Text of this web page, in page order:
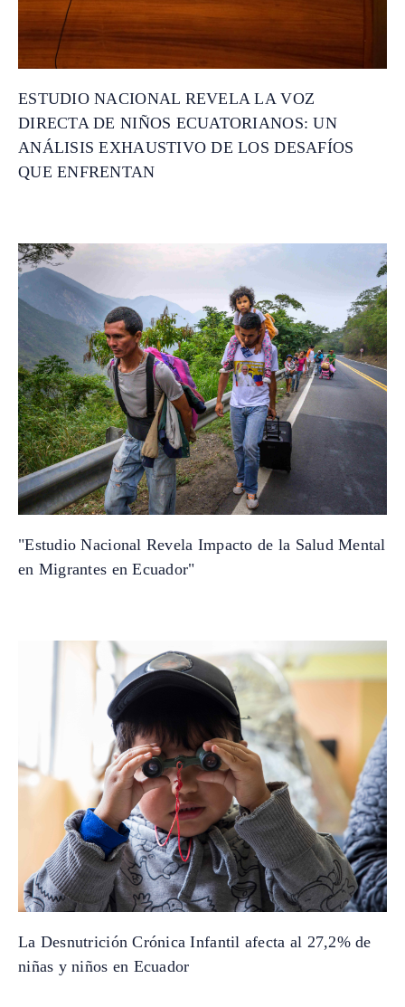
ESTUDIO NACIONAL REVELA LA VOZ
DIRECTA DE NIÑOS ECUATORIANOS: UN
ANÁLISIS EXHAUSTIVO DE LOS DESAFÍOS
QUE ENFRENTAN
"Estudio Nacional Revela Impacto de la Salud Mental
en Migrantes en Ecuador"
La Desnutrición Crónica Infantil afecta al 27,2% de
niñas y niños en Ecuador